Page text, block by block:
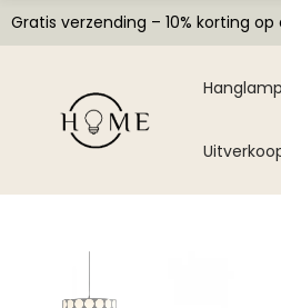
Gratis verzending – 10% korting
Hanglamp